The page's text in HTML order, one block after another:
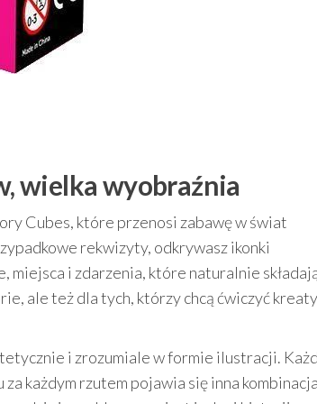
wielka wyobraźnia
Cubes, które przenosi zabawę w świat
rekwizyty, odkrywasz ikonki
i zdarzenia, które naturalnie
ale też dla tych, którzy chcą ćwiczyć
i zrozumiale w formie ilustracji.
za każdym rzutem pojawia się inna kombinacja